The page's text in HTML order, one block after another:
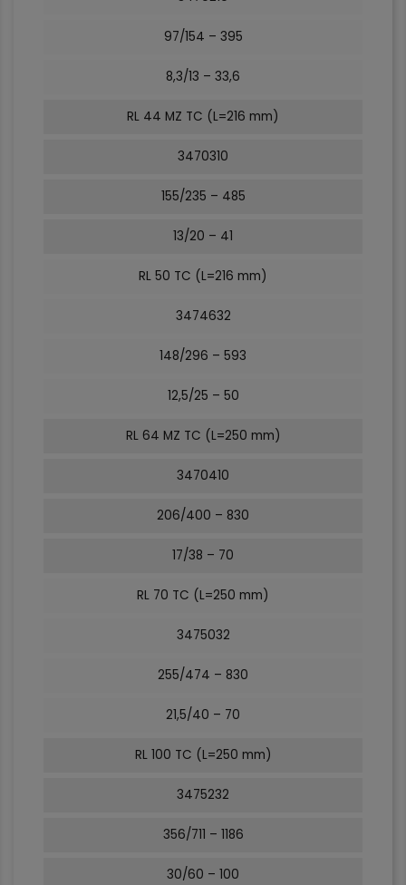
97/154 – 395
8,3/13 – 33,6
RL 44 MZ TC (L=216 mm)
3470310
155/235 – 485
13/20 – 41
RL 50 TC (L=216 mm)
3474632
148/296 – 593
12,5/25 – 50
RL 64 MZ TC (L=250 mm)
3470410
206/400 – 830
17/38 – 70
RL 70 TC (L=250 mm)
3475032
255/474 – 830
21,5/40 – 70
RL 100 TC (L=250 mm)
3475232
356/711 – 1186
30/60 – 100